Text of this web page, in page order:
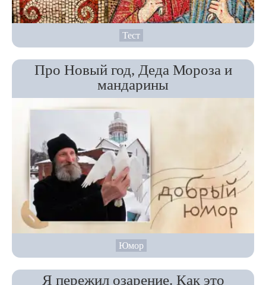
Тест
Про Новый год, Деда Мороза и
мандарины
Юмор
Я пережил озарение. Как это